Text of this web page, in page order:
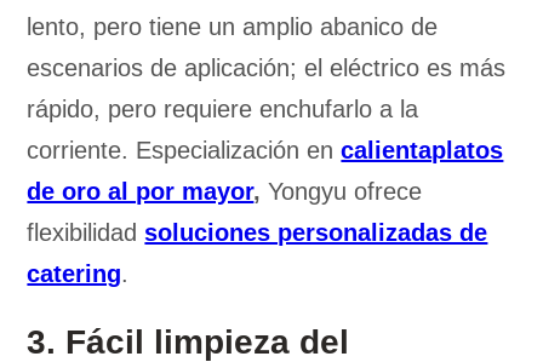
lento, pero tiene un amplio abanico de
escenarios de aplicación; el eléctrico es más
rápido, pero requiere enchufarlo a la
corriente. Especialización encalientaplatos
de oro al por mayor, Yongyu ofrece
flexibilidadsoluciones personalizadas de
catering.
3. Fácil limpieza del